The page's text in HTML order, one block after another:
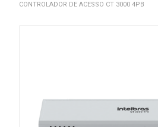
CONTROLADOR DE ACESSO CT 3000 4PB